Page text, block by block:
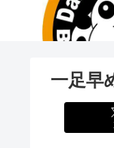
一足早